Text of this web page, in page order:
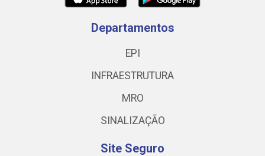
Departamentos
EPI
INFRAESTRUTURA
MRO
SINALIZAÇÃO
Site Seguro